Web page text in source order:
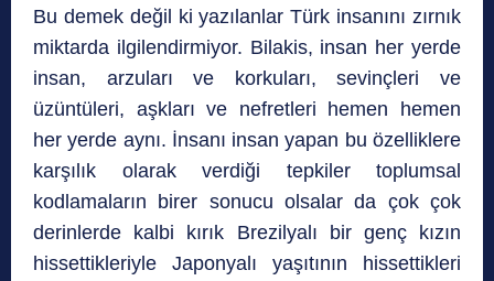
Bu demek değil ki yazılanlar Türk insanını zırnık
miktarda ilgilendirmiyor. Bilakis, insan her yerde
insan, arzuları ve korkuları, sevinçleri ve
üzüntüleri, aşkları ve nefretleri hemen hemen
her yerde aynı. İnsanı insan yapan bu özelliklere
karşılık olarak verdiği tepkiler toplumsal
kodlamaların birer sonucu olsalar da çok çok
derinlerde kalbi kırık Brezilyalı bir genç kızın
hissettikleriyle Japonyalı yaşıtının hissettikleri